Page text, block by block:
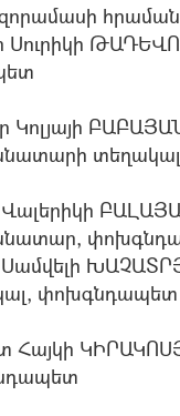
զորամասի
Սուրիկի
Կոլյայի
Սամվելի
փոխգնդապետ
Հայկի